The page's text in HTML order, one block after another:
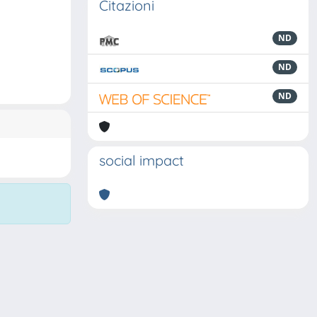
Citazioni
ND
ND
ND
social impact